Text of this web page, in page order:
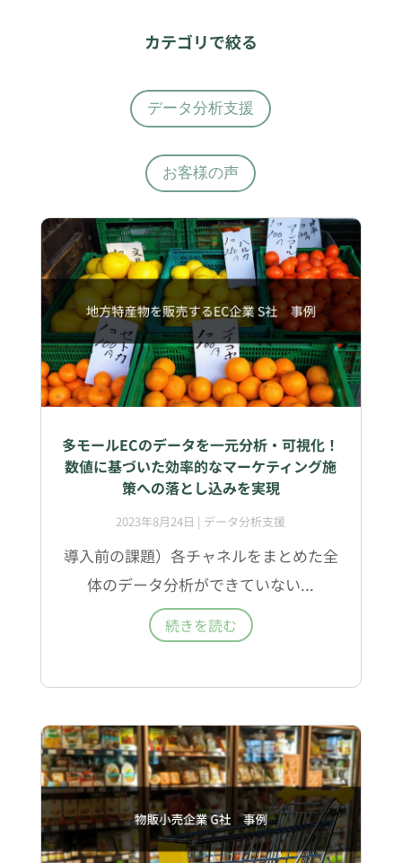
カテゴリで絞る
データ分析支援
お客様の声
多モールECのデータを一元分析・可視化！
数値に基づいた効率的なマーケティング施
策への落とし込みを実現
2023年8月24日 | データ分析支援
導入前の課題）各チャネルをまとめた全
体のデータ分析ができていない...
続きを読む